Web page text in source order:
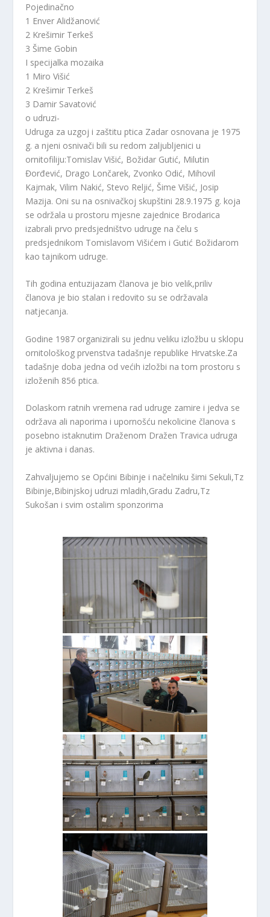
Pojedinačno
1 Enver Alidžanović
2 Krešimir Terkeš
3 Šime Gobin
I specijalka mozaika
1 Miro Višić
2 Krešimir Terkeš
3 Damir Savatović
o udruzi-
Udruga za uzgoj i zaštitu ptica Zadar osnovana je 1975
g. a njeni osnivači bili su redom zaljubljenici u
ornitofiliju:Tomislav Višić, Božidar Gutić, Milutin
Đorđević, Drago Lončarek, Zvonko Odić, Mihovil
Kajmak, Vilim Nakić, Stevo Reljić, Šime Višić, Josip
Mazija. Oni su na osnivačkoj skupštini 28.9.1975 g. koja
se održala u prostoru mjesne zajednice Brodarica
izabrali prvo predsjedništvo udruge na čelu s
predsjednikom Tomislavom Višićem i Gutić Božidarom
kao tajnikom udruge.
Tih godina entuzijazam članova je bio velik,priliv
članova je bio stalan i redovito su se održavala
natjecanja.
Godine 1987 organizirali su jednu veliku izložbu u sklopu
ornitološkog prvenstva tadašnje republike Hrvatske.Za
tadašnje doba jedna od većih izložbi na tom prostoru s
izloženih 856 ptica.
Dolaskom ratnih vremena rad udruge zamire i jedva se
održava ali naporima i upornošću nekolicine članova s
posebno istaknutim Draženom Dražen Travica udruga
je aktivna i danas.
Zahvaljujemo se Općini Bibinje i načelniku šimi Sekuli,Tz
Bibinje,Bibinjskoj udruzi mladih,Gradu Zadru,Tz
Sukošan i svim ostalim sponzorima